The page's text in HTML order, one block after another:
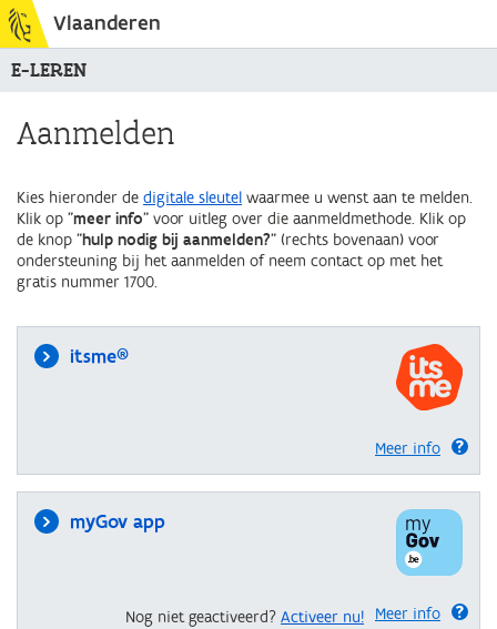
Vlaanderen
E-LEREN
Aanmelden
Kies hieronder de digitale sleutel waarmee u wenst aan te melden.
Klik op "meer info" voor uitleg over die aanmeldmethode. Klik op
de knop "hulp nodig bij aanmelden?" (rechts bovenaan) voor
ondersteuning bij het aanmelden of neem contact op met het
gratis nummer 1700.
itsme®
Meer info
myGov app
Meer info
Nog niet geactiveerd? Activeer nu!